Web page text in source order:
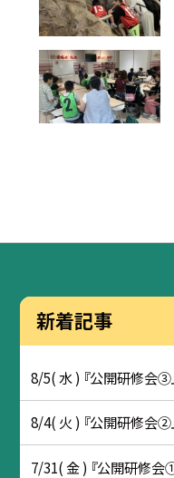
新着記事
8/5( 水 ) 『公開研修会③
8/4( 火 ) 『公開研修会②
7/31( 金 ) 『公開研修会